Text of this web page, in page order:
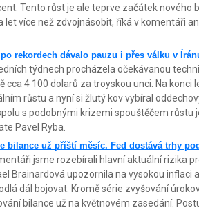
Tento růst je ale teprve začátek nového
let více než zdvojnásobit, říká v komentáři
rekordech dávalo pauzu i přes válku v
týdnech procházela očekávanou
cca 4 100 dolarů za troyskou unci. Na konci
růstu a nyní si žlutý kov vybíral
s podobnými krizemi spouštěčem růstu
Pavel Ryba.
bilance už příští měsíc. Fed dostává trhy
jsme rozebírali hlavní aktuální rizika
Brainardová upozornila na vysokou inflaci
dál bojovat. Kromě série zvyšování
bilance už na květnovém zasedání.